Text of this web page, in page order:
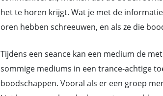
het te horen krijgt. Wat je met de
oren hebben schreeuwen, en als ze die
Tijdens een seance kan een medium de
sommige mediums in een trance-achtige
boodschappen. Vooral als er een groep